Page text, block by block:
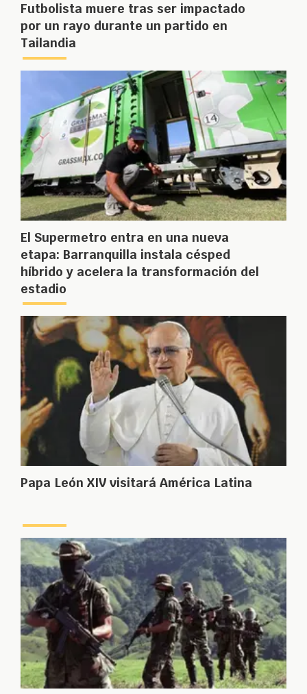
Futbolista muere tras ser impactado
por un rayo durante un partido en
Tailandia
El Supermetro entra en una nueva
etapa: Barranquilla instala césped
híbrido y acelera la transformación del
estadio
Papa León XIV visitará América Latina